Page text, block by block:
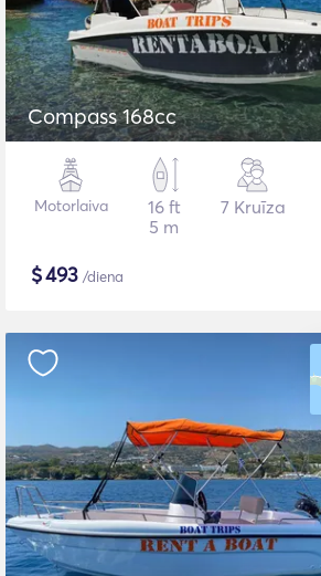
Compass 168cc
Motorlaiva
16 ft
5 m
7 Kruīza
$493 /diena